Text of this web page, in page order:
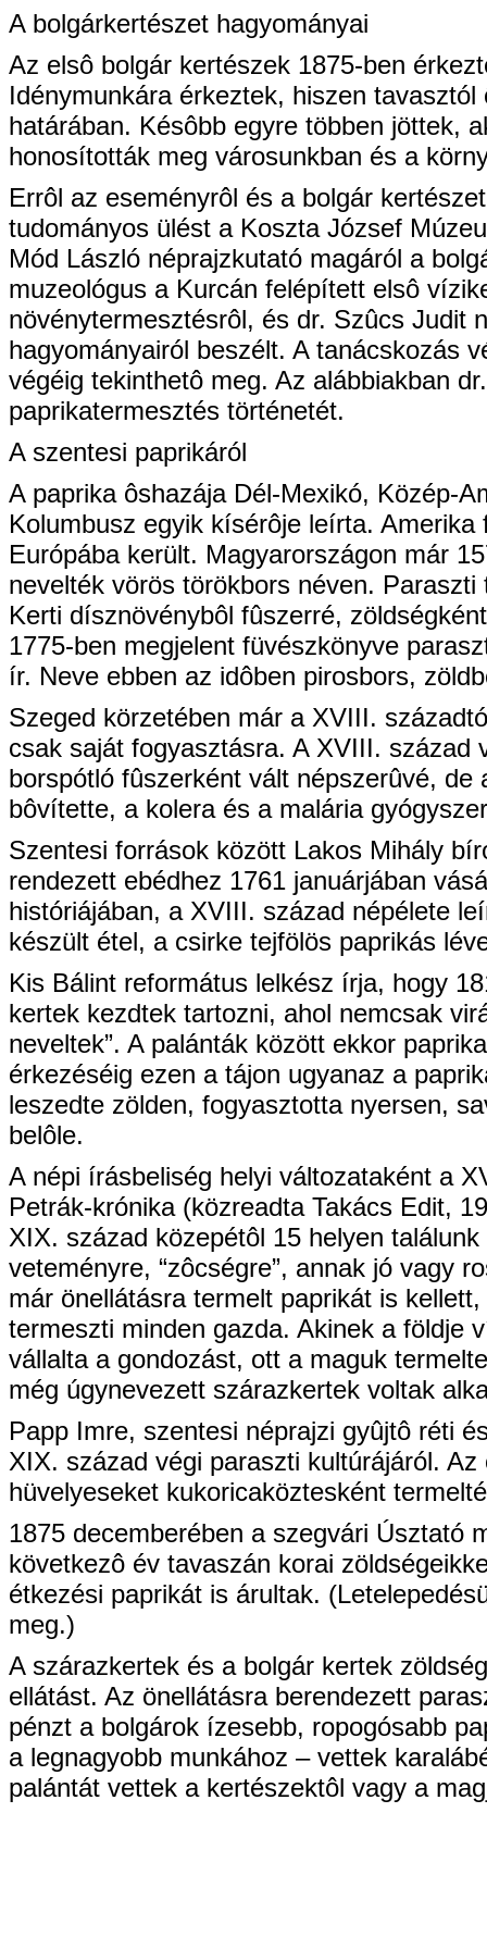
A bolgárkertészet hagyományai
Az elsô bolgár kertészek 1875-ben
Idénymunkára érkeztek, hiszen
határában. Késôbb egyre többen jöttek,
honosították meg városunkban és a
Errôl az eseményrôl és a bolgár
tudományos ülést a Koszta József
Mód László néprajzkutató magáról a
muzeológus a Kurcán felépített elsô
növénytermesztésrôl, és dr. Szûcs Judit
hagyományairól beszélt. A tanácskozás
végéig tekinthetô meg. Az alábbiakban
paprikatermesztés történetét.
A szentesi paprikáról
A paprika ôshazája Dél-Mexikó, Közép-
Kolumbusz egyik kísérôje leírta.
Európába került. Magyarországon már
nevelték vörös törökbors néven.
Kerti dísznövénybôl fûszerré,
1775-ben megjelent füvészkönyve
ír. Neve ebben az idôben pirosbors,
Szeged körzetében már a XVIII.
csak saját fogyasztásra. A XVIII.
borspótló fûszerként vált népszerûvé,
bôvítette, a kolera és a malária
Szentesi források között Lakos Mihály
rendezett ebédhez 1761 januárjában
históriájában, a XVIII. század népélete
készült étel, a csirke tejfölös paprikás
Kis Bálint református lelkész írja, hogy
kertek kezdtek tartozni, ahol nemcsak
neveltek”. A palánták között ekkor
érkezéséig ezen a tájon ugyanaz a
leszedte zölden, fogyasztotta nyersen,
belôle.
A népi írásbeliség helyi változataként a
Petrák-krónika (közreadta Takács Edit,
XIX. század közepétôl 15 helyen
veteményre, “zôcségre”, annak jó vagy
már önellátásra termelt paprikát is
termeszti minden gazda. Akinek a földje
vállalta a gondozást, ott a maguk
még úgynevezett szárazkertek voltak
Papp Imre, szentesi néprajzi gyûjtô réti
XIX. század végi paraszti kultúrájáról.
hüvelyeseket kukoricaköztesként
1875 decemberében a szegvári Úsztató
következô év tavaszán korai
étkezési paprikát is árultak.
meg.)
A szárazkertek és a bolgár kertek
ellátást. Az önellátásra berendezett
pénzt a bolgárok ízesebb, ropogósabb
a legnagyobb munkához – vettek
palántát vettek a kertészektôl vagy a